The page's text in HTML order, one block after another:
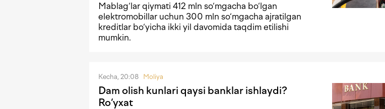
Mablag‘lar qiymati 412 mln so‘mgacha bo‘lgan
elektromobillar uchun 300 mln so‘mgacha ajratilgan
kreditlar bo‘yicha ikki yil davomida taqdim etilishi
mumkin.
Kecha, 20:08 Moliya
Dam olish kunlari qaysi banklar ishlaydi?
Ro‘yxat